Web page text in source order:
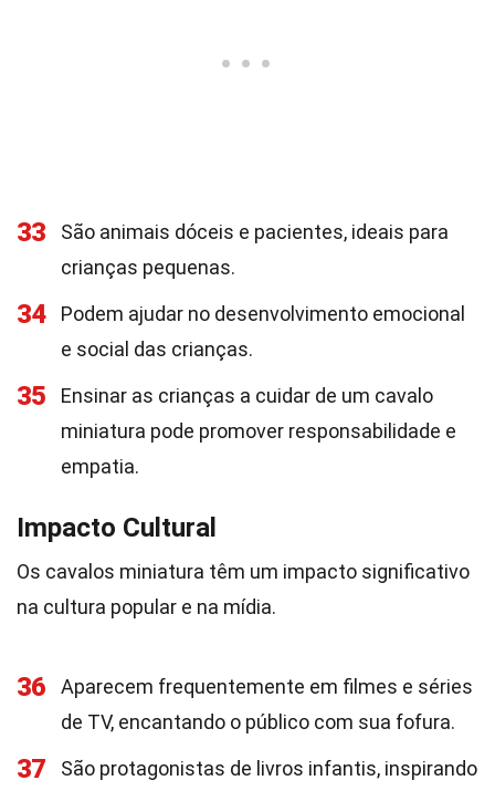
33
São animais dóceis e pacientes, ideais para
crianças pequenas.
34
Podem ajudar no desenvolvimento emocional
e social das crianças.
35
Ensinar as crianças a cuidar de um cavalo
miniatura pode promover responsabilidade e
empatia.
Impacto Cultural
Os cavalos miniatura têm um impacto significativo
na cultura popular e na mídia.
36
Aparecem frequentemente em filmes e séries
de TV, encantando o público com sua fofura.
37
São protagonistas de livros infantis, inspirando